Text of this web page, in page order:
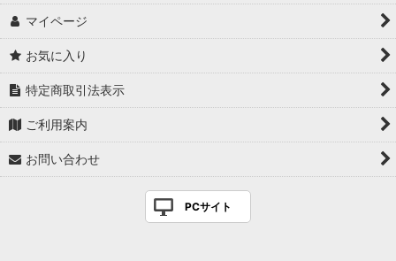
マイページ
お気に入り
特定商取引法表示
ご利用案内
お問い合わせ
PCサイト